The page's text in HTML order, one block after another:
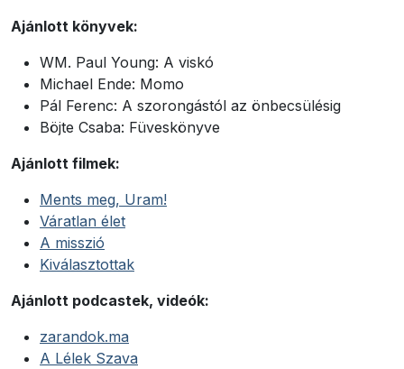
Ajánlott könyvek:
WM. Paul Young: A viskó
Michael Ende: Momo
Pál Ferenc: A szorongástól az önbecsülésig
Böjte Csaba: Füveskönyve
Ajánlott filmek:
Ments meg, Uram!
Váratlan élet
A misszió
Kiválasztottak
Ajánlott podcastek, videók:
zarandok.ma
A Lélek Szava